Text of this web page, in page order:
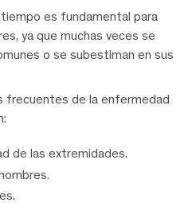
es fundamental para
ya que muchas veces se
o se subestiman en sus
frecuentes de la enfermedad
de las extremidades.